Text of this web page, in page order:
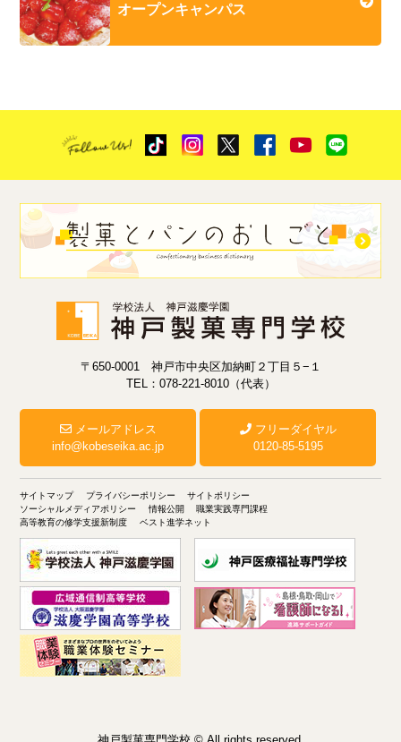
オープンキャンパス
〒650-0001 神戸市中央区加納町２丁目５−１
TEL：078-221-8010（代表）
メールアドレス
info@kobeseika.ac.jp
フリーダイヤル
0120-85-5195
サイトマップ プライバシーポリシー
サイトポリシー
ソーシャルメディアポリシー
情報公開
職業実践専門課程
高等教育の修学支援新制度
ベスト進学ネット